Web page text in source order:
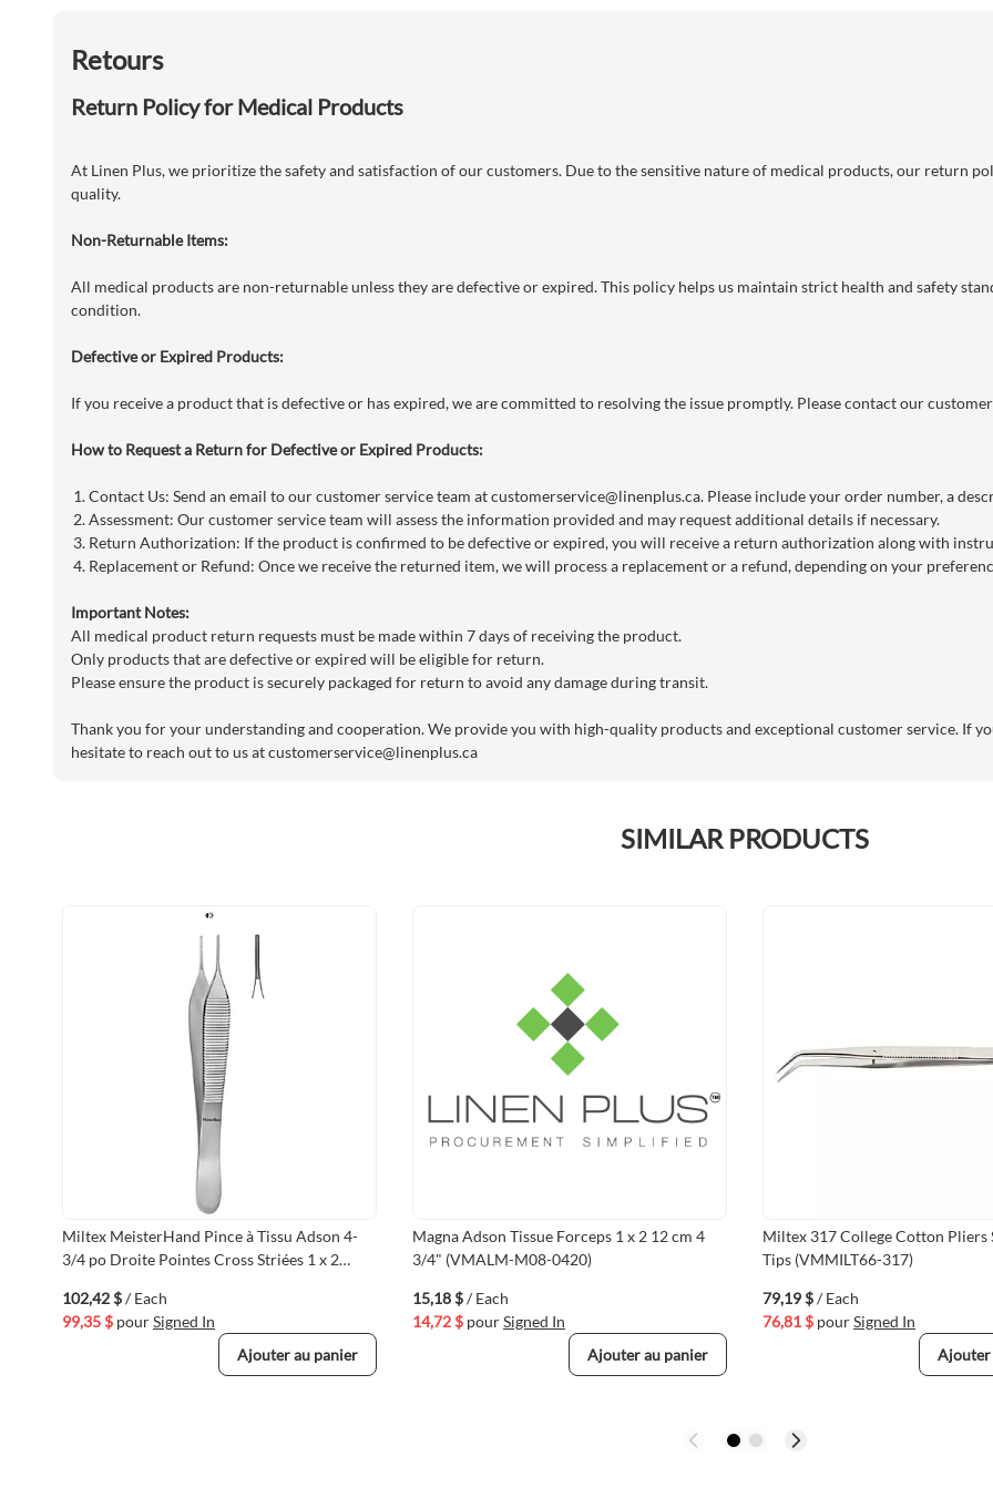
Retours
Return Policy for Medical Products
At Linen Plus, we prioritize the safety and satisfaction of our customers. Due to the sensitive nature of medical products, our return
quality.
Non-Returnable Items:
All medical products are non-returnable unless they are defective or expired. This policy helps us maintain strict health and safety
condition.
Defective or Expired Products:
If you receive a product that is defective or has expired, we are committed to resolving the issue promptly. Please contact our
How to Request a Return for Defective or Expired Products:
Contact Us: Send an email to our customer service team atcustomerservice@linenplus.ca. Please include your order number, a
Assessment: Our customer service team will assess the information provided and may request additional details if necessary.
Return Authorization: If the product is confirmed to be defective or expired, you will receive a return authorization along with
Replacement or Refund: Once we receive the returned item, we will process a replacement or a refund, depending on your
Important Notes:
All medical product return requests must be made within 7 days of receiving the product.
Only products that are defective or expired will be eligible for return.
Please ensure the product is securely packaged for return to avoid any damage during transit.
Thank you for your understanding and cooperation. We provide you with high-quality products and exceptional customer service. If
hesitate to reach out to us atcustomerservice@linenplus.ca
SIMILAR PRODUCTS
Miltex MeisterHand Pince à Tissu Adson 4-
3/4 po Droite Pointes Cross Striées 1 x 2
102,42 $/ Each
99,35 $ pourSigned In
Ajouter au panier
Magna Adson Tissue Forceps 1 x 2 12 cm 4
3/4" (VMALM-M08-0420)
15,18 $/ Each
14,72 $ pourSigned In
Ajouter au panier
Miltex 317 College Cotton Pliers
Tips (VMMILT66-317)
79,19 $/ Each
76,81 $ pourSigned In
Ajouter